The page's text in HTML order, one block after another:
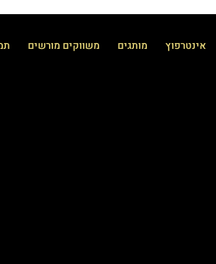
אינטרפוץ מותגים משווקים מורשים